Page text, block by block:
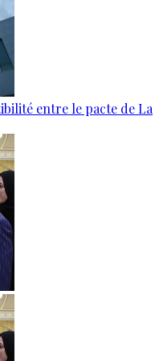
entre le pacte de La